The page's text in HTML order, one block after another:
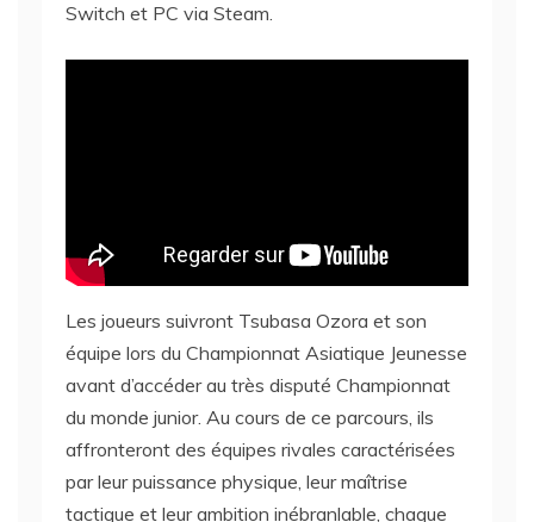
Switch et PC via Steam.
Les joueurs suivront Tsubasa Ozora et son
équipe lors du Championnat Asiatique Jeunesse
avant d’accéder au très disputé Championnat
du monde junior. Au cours de ce parcours, ils
affronteront des équipes rivales caractérisées
par leur puissance physique, leur maîtrise
tactique et leur ambition inébranlable, chaque